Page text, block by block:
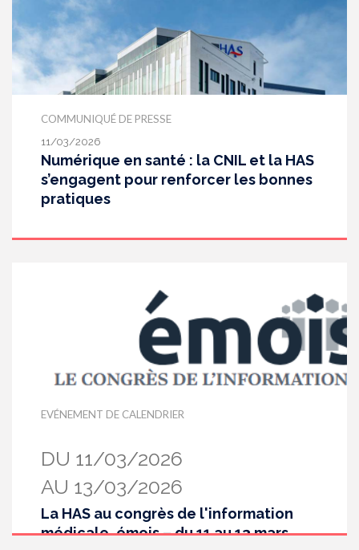
COMMUNIQUÉ DE PRESSE
11/03/2026
Numérique en santé : la CNIL et la HAS
s’engagent pour renforcer les bonnes
pratiques
EVÉNEMENT DE CALENDRIER
DU 11/03/2026
AU 13/03/2026
La HAS au congrès de l'information
médicale, émois – du 11 au 13 mars